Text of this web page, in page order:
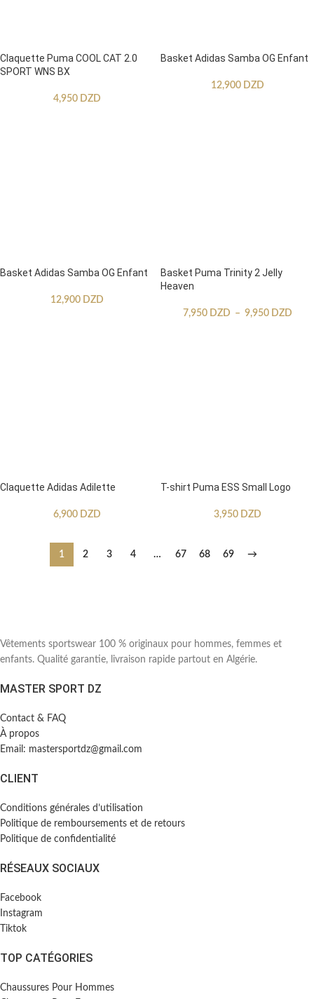
Claquette Puma COOL CAT 2.0
SPORT WNS BX
4,950 DZD
Basket Adidas Samba OG Enfant
12,900 DZD
Basket Adidas Samba OG Enfant
12,900 DZD
Basket Puma Trinity 2 Jelly
Heaven
7,950 DZD – 9,950 DZD
Claquette Adidas Adilette
6,900 DZD
T-shirt Puma ESS Small Logo
3,950 DZD
1 2 3 4 … 67 68 69 →
Vêtements sportswear 100 % originaux pour hommes, femmes et
enfants. Qualité garantie, livraison rapide partout en Algérie.
MASTER SPORT DZ
Contact & FAQ
À propos
Email: mastersportdz@gmail.com
CLIENT
Conditions générales d’utilisation
Politique de remboursements et de retours
Politique de confidentialité
RÉSEAUX SOCIAUX
Facebook
Instagram
Tiktok
TOP CATÉGORIES
Chaussures Pour Hommes